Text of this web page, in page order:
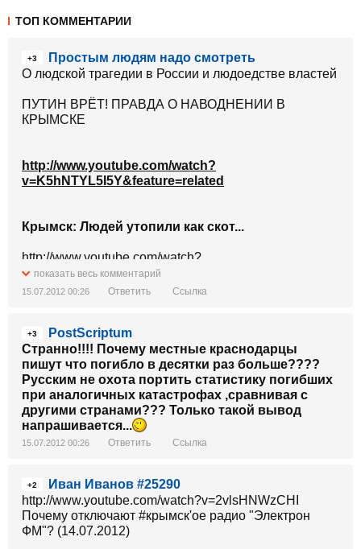
ТОП КОММЕНТАРИИ
+3
Простым людям надо смотреть
О людской трагедии в России и людоедстве властей
ПУТИН ВРЁТ! ПРАВДА О НАВОДНЕНИИ В
КРЫМСКЕ
http://www.youtube.com/watch?
v=K5hNTYL5I5Y&feature=related
Крымск: Людей утопили как скот...
http://www.youtube.com/watch?
v=gRlLDsJ4sNU&feature=related
http://www.youtube.com/watch?
v=m0cv0diRQhU&feature=related
Памяти Крымска... Покойтесь с миром
http://www.youtube.com/watch?
v=wz67gXVdANM&feature=watch_response
показать весь комментарий
15.07.2012 00:26 Ответить Ссылка
+3
PostScriptum
Странно!!!! Почему местные краснодарцы
пишут что погибло в десятки раз больше????
Русским не охота портить статистику погибших
при аналогичных катастрофах ,сравнивая с
другими странами??? Только такой вывод
напрашивается...
15.07.2012 00:26 Ответить Ссылка
+2
Иван Иванов #25290
http://www.youtube.com/watch?v=2vlsHNWzCHI
Почему отключают #крымск'ое радио "Электрон
ФМ"? (14.07.2012)